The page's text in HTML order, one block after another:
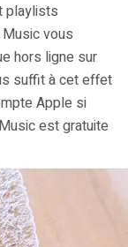
playlists
vous
hors ligne sur
suffit à cet effet
Apple si
est gratuite